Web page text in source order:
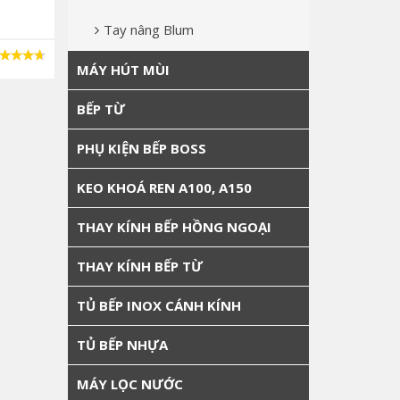
Tay nâng Blum
MÁY HÚT MÙI
BẾP TỪ
PHỤ KIỆN BẾP BOSS
KEO KHOÁ REN A100, A150
THAY KÍNH BẾP HỒNG NGOẠI
THAY KÍNH BẾP TỪ
TỦ BẾP INOX CÁNH KÍNH
TỦ BẾP NHỰA
MÁY LỌC NƯỚC